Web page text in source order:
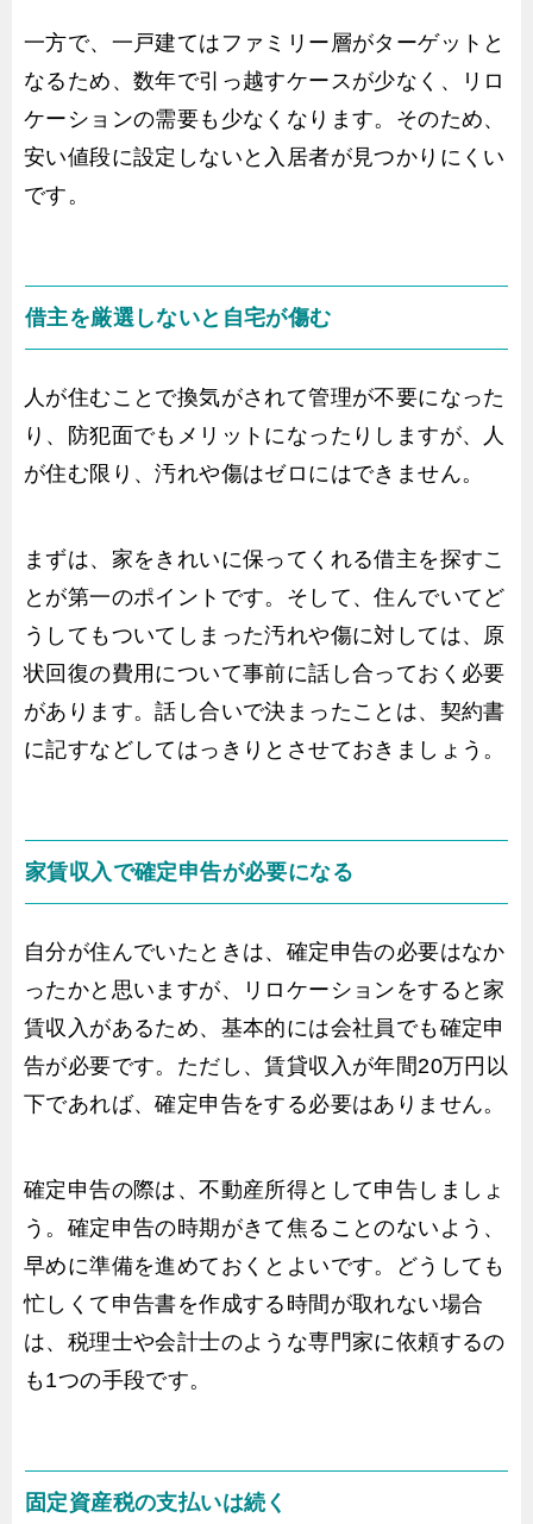
一方で、一戸建てはファミリー層がターゲットと
なるため、数年で引っ越すケースが少なく、リロ
ケーションの需要も少なくなります。そのため、
安い値段に設定しないと入居者が見つかりにくい
です。
借主を厳選しないと自宅が傷む
人が住むことで換気がされて管理が不要になった
り、防犯面でもメリットになったりしますが、人
が住む限り、汚れや傷はゼロにはできません。
まずは、家をきれいに保ってくれる借主を探すこ
とが第一のポイントです。そして、住んでいてど
うしてもついてしまった汚れや傷に対しては、原
状回復の費用について事前に話し合っておく必要
があります。話し合いで決まったことは、契約書
に記すなどしてはっきりとさせておきましょう。
家賃収入で確定申告が必要になる
自分が住んでいたときは、確定申告の必要はなか
ったかと思いますが、リロケーションをすると家
賃収入があるため、基本的には会社員でも確定申
告が必要です。ただし、賃貸収入が年間20万円以
下であれば、確定申告をする必要はありません。
確定申告の際は、不動産所得として申告しましょ
う。確定申告の時期がきて焦ることのないよう、
早めに準備を進めておくとよいです。どうしても
忙しくて申告書を作成する時間が取れない場合
は、税理士や会計士のような専門家に依頼するの
も1つの手段です。
固定資産税の支払いは続く